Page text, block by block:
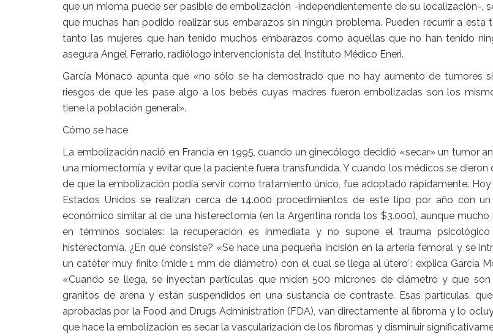
que un mioma puede ser pasible de embolización -independientemente de su localización-,
que muchas han podido realizar sus embarazos sin ningún problema. Pueden recurrir a esta
tanto las mujeres que han tenido muchos embarazos como aquellas que no han tenido
asegura Angel Ferrario, radiólogo intervencionista del Instituto Médico Eneri.
García Mónaco apunta que «no sólo se ha demostrado que no hay aumento de tumores
riesgos de que les pase algo a los bebés cuyas madres fueron embolizadas son los
tiene la población general».
Cómo se hace
La embolización nació en Francia en 1995, cuando un ginecólogo decidió «secar» un tumor
una miomectomía y evitar que la paciente fuera transfundida. Y cuando los médicos se dieron
de que la embolización podía servir como tratamiento único, fue adoptado rápidamente. Hoy
Estados Unidos se realizan cerca de 14.000 procedimientos de este tipo por año con
económico similar al de una histerectomía (en la Argentina ronda los $3.000), aunque mucho
en términos sociales: la recuperación es inmediata y no supone el trauma
histerectomía. ¿En qué consiste? «Se hace una pequeña incisión en la arteria femoral y se
un catéter muy finito (mide 1 mm de diámetro) con el cual se llega al útero´: explica García
«Cuando se llega, se inyectan partículas que miden 500 micrones de diámetro y que
granitos de arena y están suspendidos en una sustancia de contraste. Esas partículas,
aprobadas por la Food and Drugs Administration (FDA), van directamente al fibroma y lo
que hace la embolización es secar la vascularización de los fibromas y disminuir